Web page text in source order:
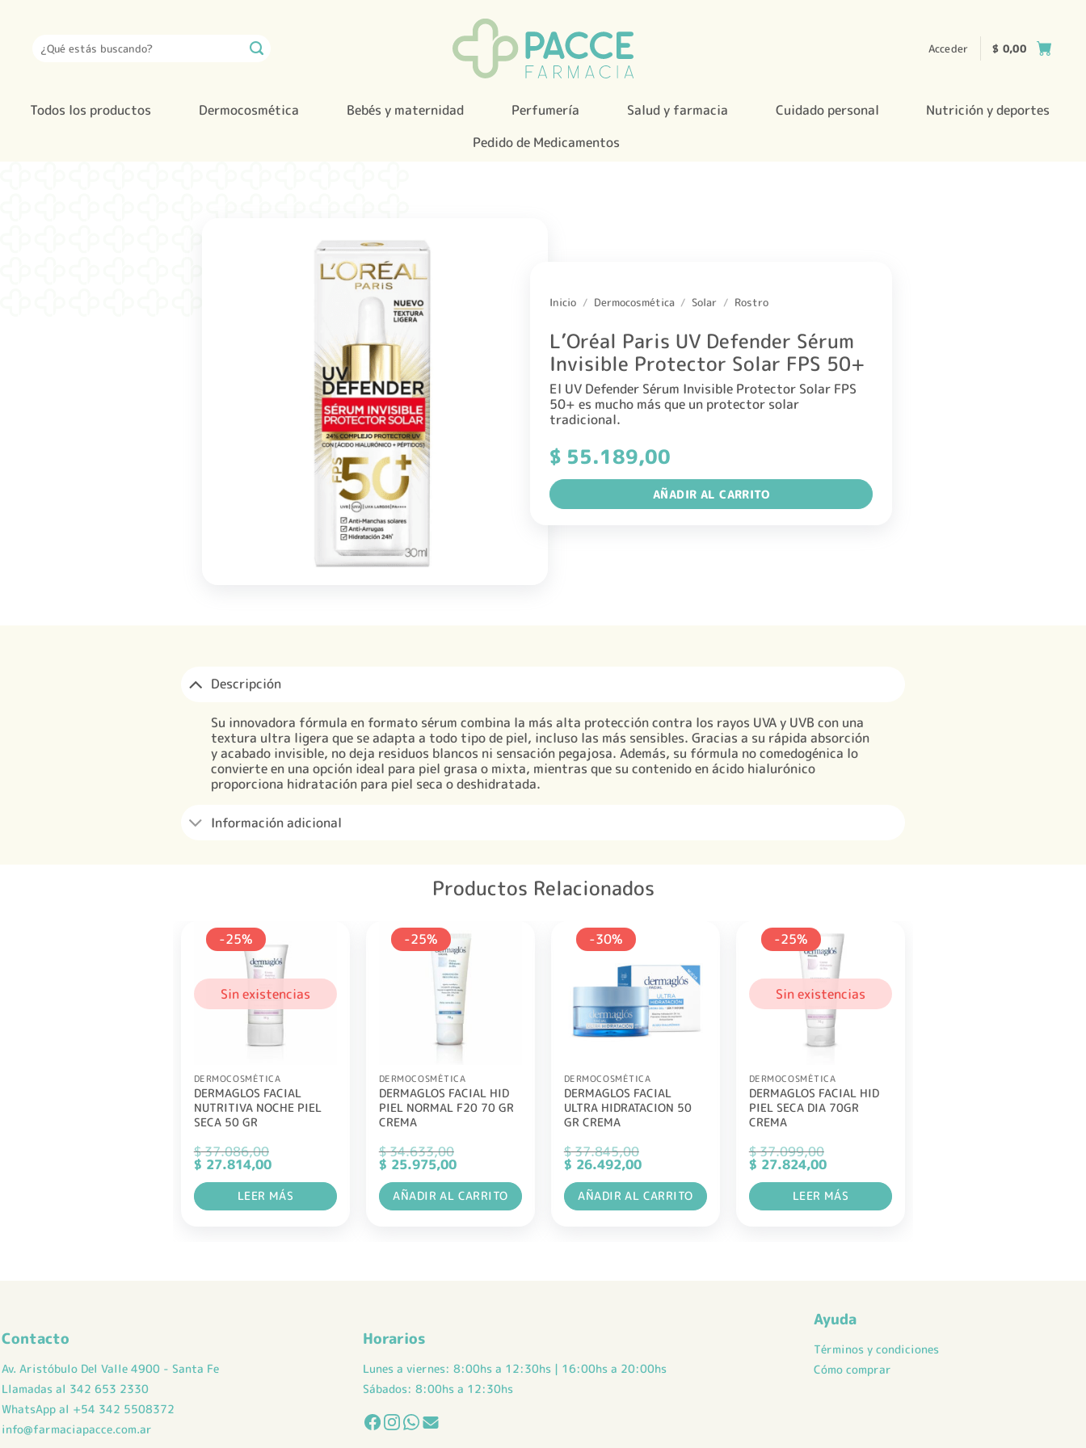
contenido
Buscar
por:
Acceder $ 0,00
Todos los productos Dermocosmética Bebés y maternidad Perfumería Salud y farmacia Cuidado personal
Nutrición y deportes
Pedido de Medicamentos
Inicio / Dermocosmética / Solar / Rostro
L’Oréal Paris UV Defender Sérum
Invisible Protector Solar FPS 50+
El UV Defender Sérum Invisible Protector Solar FPS
50+ es mucho más que un protector solar
tradicional.
$ 55.189,00
AÑADIR AL CARRITO
Descripción
Su innovadora fórmula en formato sérum combina la más alta protección contra los rayos UVA y UVB con una
textura ultra ligera que se adapta a todo tipo de piel, incluso las más sensibles. Gracias a su rápida absorción
y acabado invisible, no deja residuos blancos ni sensación pegajosa. Además, su fórmula no comedogénica lo
convierte en una opción ideal para piel grasa o mixta, mientras que su contenido en ácido hialurónico
proporciona hidratación para piel seca o deshidratada.
Información adicional
Productos Relacionados
-25%
Sin existencias
DERMOCOSMÉTICA
DERMAGLOS FACIAL
NUTRITIVA NOCHE PIEL
SECA 50 GR
$37.086,00
El
precio
original
era:
$ 37.086,00.
$ 27.814,00El
precio
actual
es:
$ 27.814,00.
LEER MÁS
-25%
DERMOCOSMÉTICA
DERMAGLOS FACIAL HID
PIEL NORMAL F20 70 GR
CREMA
$34.633,00
El
precio
original
era:
$ 34.633,00.
$ 25.975,00El
precio
actual
es:
$ 25.975,00.
AÑADIR AL CARRITO
-30%
DERMOCOSMÉTICA
DERMAGLOS FACIAL
ULTRA HIDRATACION 50
GR CREMA
$37.845,00
El
precio
original
era:
$ 37.845,00.
$ 26.492,00El
precio
actual
es:
$ 26.492,00.
AÑADIR AL CARRITO
-25%
Sin existencias
DERMOCOSMÉTICA
DERMAGLOS FACIAL HID
PIEL SECA DIA 70GR
CREMA
$37.099,00
El
precio
original
era:
$ 37.099,00.
$ 27.824,00El
precio
actual
es:
$ 27.824,00.
LEER MÁS
Contacto
Av. Aristóbulo Del Valle 4900 - Santa Fe
Llamadas al 342 653 2330
WhatsApp al +54 342 5508372
info@farmaciapacce.com.ar
Horarios
Lunes a viernes: 8:00hs a 12:30hs | 16:00hs a 20:00hs
Sábados: 8:00hs a 12:30hs
Ayuda
Términos y condiciones
Cómo comprar